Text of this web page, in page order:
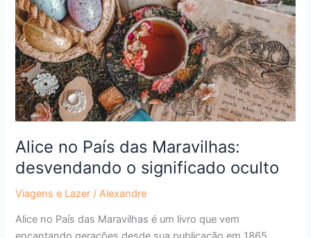
Alice no País das Maravilhas:
desvendando o significado oculto
Viagens e Lazer /Alexandre
Alice no País das Maravilhas é um livro que vem
Maravilhas:
desvendando
o
significado
oculto